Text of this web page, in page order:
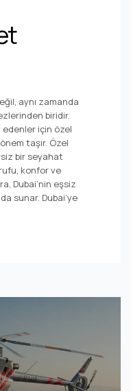
aynı zamanda
biridir.
edenler için özel
taşır. Özel
bir seyahat
konfor ve
Dubai’nin eşsiz
sunar. Dubai’ye